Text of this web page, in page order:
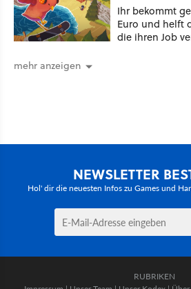
Ihr bekommt
Euro und helft
die ihren Job
mehr anzeigen
NEWSLETTER
Hol' dir die neuesten Infos zu Games und
RUBRIKEN